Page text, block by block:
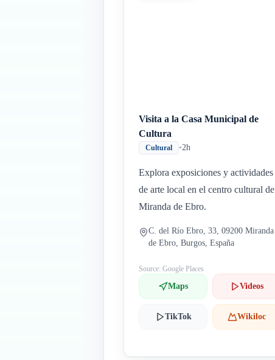
Visita a la Casa Municipal de
Cultura
Cultural •2h
Explora exposiciones y actividades
de arte local en el centro cultural de
Miranda de Ebro.
C. del Río Ebro, 33, 09200 Miranda
de Ebro, Burgos, España
Source: Google Places
Maps Videos
TikTok Wikiloc